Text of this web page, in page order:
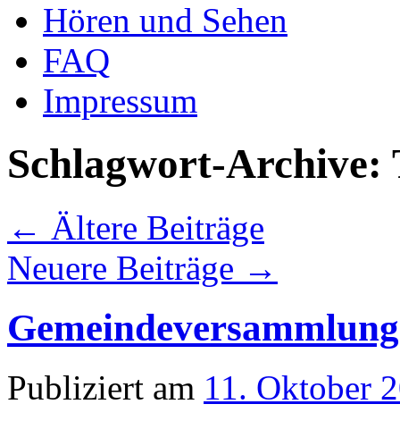
Hören und Sehen
FAQ
Impressum
Schlagwort-Archive:
← Ältere Beiträge
Neuere Beiträge →
Publiziert am 11. Oktober